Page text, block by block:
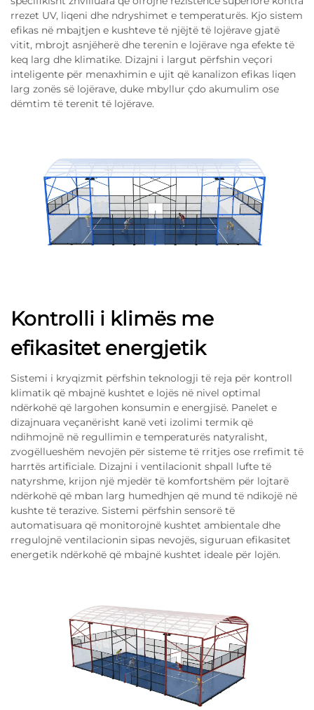
rrezet UV, liqeni dhe ndryshimet e temperaturës. Kjo sistem
efikas në mbajtjen e kushteve të njëjtë të lojërave gjatë
vitit, mbrojt asnjëherë dhe terenin e lojërave nga efekte të
keq larg dhe klimatike. Dizajni i largut përfshin veçori
inteligente për menaxhimin e ujit që kanalizon efikas liqen
larg zonës së lojërave, duke mbyllur çdo akumulim ose
dëmtim të terenit të lojërave.
Kontrolli i klimës me
efikasitet energjetik
Sistemi i kryqizmit përfshin teknologji të reja për kontroll
klimatik që mbajnë kushtet e lojës në nivel optimal
ndërkohë që largohen konsumin e energjisë. Panelet e
dizajnuara veçanërisht kanë veti izolimi termik që
ndihmojnë në regullimin e temperaturës natyralisht,
zvogëllueshëm nevojën për sisteme të rritjes ose rrefimit të
harrtës artificiale. Dizajni i ventilacionit shpall lufte të
natyrshme, krijon një mjedër të komfortshëm për lojtarë
ndërkohë që mban larg humedhjen që mund të ndikojë në
kushte të terazive. Sistemi përfshin sensorë të
automatisuara që monitorojnë kushtet ambientale dhe
rregulojnë ventilacionin sipas nevojës, siguruan efikasitet
energetik ndërkohë që mbajnë kushtet ideale për lojën.